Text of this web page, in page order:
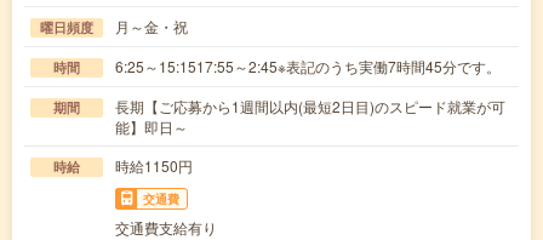
曜日頻度 月～金・祝
時間 6:25～15:1517:55～2:45※表記のうち実働7時間45分です。
期間
長期【ご応募から1週間以内(最短2日目)のスピード就業が可
能】即日～
時給 時給1150円
交通費
交通費支給有り